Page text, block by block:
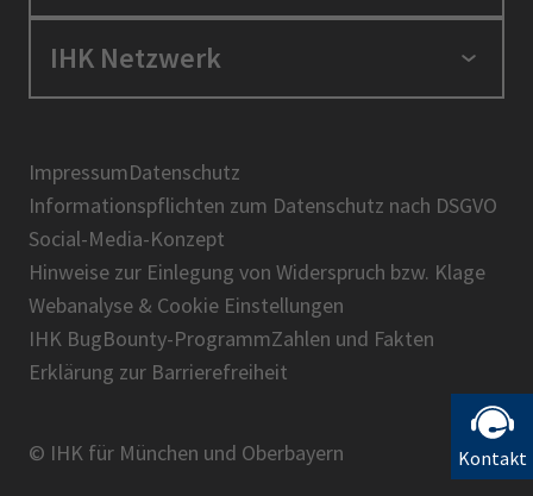
Kontakt
Berufszugang
Über uns
Positionen
Presse
IHK-Magazin
IHK Netzwerk
BIHK
DIHK
AHK
IHK-Standortportal Bayern
ImpressumDatenschutz
Informationspflichten zum Datenschutz nach DSGVO
Social-Media-Konzept
Hinweise zur Einlegung von Widerspruch bzw. Klage
Webanalyse & Cookie Einstellungen
IHK BugBounty-ProgrammZahlen und Fakten
Erklärung zur Barrierefreiheit
© IHK für München und Oberbayern